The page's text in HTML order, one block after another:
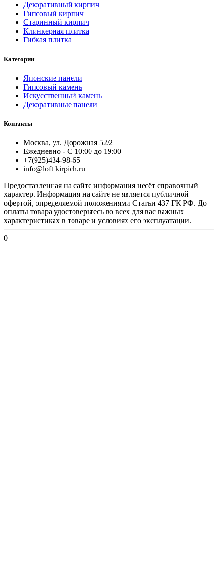
Декоративный кирпич
Гипсовый кирпич
Старинный кирпич
Клинкерная плитка
Гибкая плитка
Категории
Японские панели
Гипсовый камень
Искусственный камень
Декоративные панели
Контакты
Москва, ул. Дорожная 52/2
Ежедневно - С 10:00 до 19:00
+7(925)434-98-65
info@loft-kirpich.ru
Предоставленная на сайте информация несёт справочный
характер. Информация на сайте не является публичной
офертой, определяемой положениями Статьи 437 ГК РФ. До
оплаты товара удостоверьтесь во всех для вас важных
характеристиках в товаре и условиях его эксплуатации.
0